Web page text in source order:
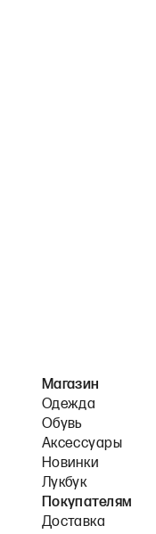
Магазин
Одежда
Обувь
Аксессуары
Новинки
Лукбук
Покупателям
Доставка